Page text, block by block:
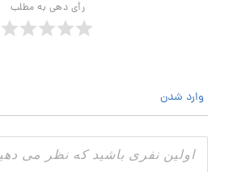
رأی دهی به مطلب
وارد شدن